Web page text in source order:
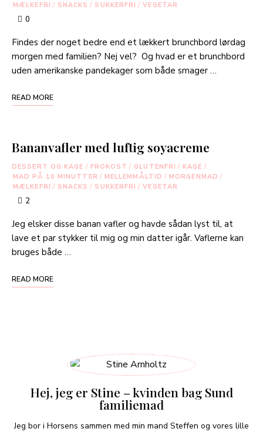
MÆLKEFRI / SNACKS / SUKKERFRI / VEGETAR
0
Findes der noget bedre end et lækkert brunchbord lørdag
morgen med familien? Nej vel? Og hvad er et brunchbord
uden amerikanske pandekager som både smager …
READ MORE
Bananvafler med luftig soyacreme
DESSERT OG KAGE / FROKOST / GLUTENFRI / KAGE /
MAD PÅ 10 MINUTTER / MELLEMMÅLTID / MORGENMAD /
MÆLKEFRI / SNACKS / SUKKERFRI / VEGETAR
2
Jeg elsker disse banan vafler og havde sådan lyst til, at
lave et par stykker til mig og min datter igår. Vaflerne kan
bruges både …
READ MORE
Hej, jeg er Stine – kvinden bag Sund
familiemad
Jeg bor i Horsens sammen med min mand Steffen og vores lille